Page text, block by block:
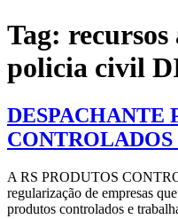
Tag:
policia civil
DESPACHANTE
A RS PRODUTOS
regularização de empresas
produtos controlados e